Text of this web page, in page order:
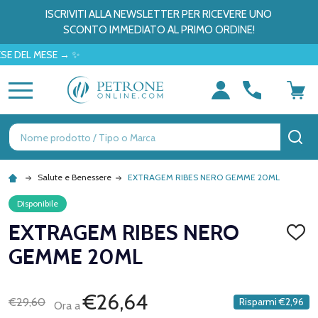
ISCRIVITI ALLA NEWSLETTER PER RICEVERE UNO
SCONTO IMMEDIATO AL PRIMO ORDINE!
MESE → ✨
Ricerca
Salute e Benessere EXTRAGEM RIBES NERO GEMME 20ML
Disponibile
EXTRAGEM RIBES NERO
GEMME 20ML
€29,60
Ora a€26,64 Risparmi €2,96